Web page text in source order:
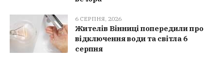
6 СЕРПНЯ, 2026
Жителів Вінниці попередили про
відключення води та світла 6
серпня